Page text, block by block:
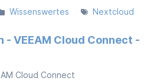
Wissenswertes Nextcloud
VEEAM Cloud Connect -
Cloud Connect